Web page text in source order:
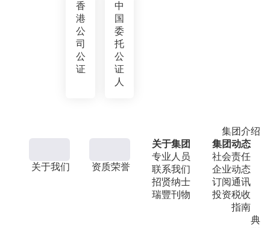
香
港
公
司
公
证
中
国
委
托
公
证
人
集团介绍
关于我们 资质荣誉
关于集团
专业人员
联系我们
招贤纳士
瑞豐刊物
集团动态
社会责任
企业动态
订阅通讯
投资税收
指南
典